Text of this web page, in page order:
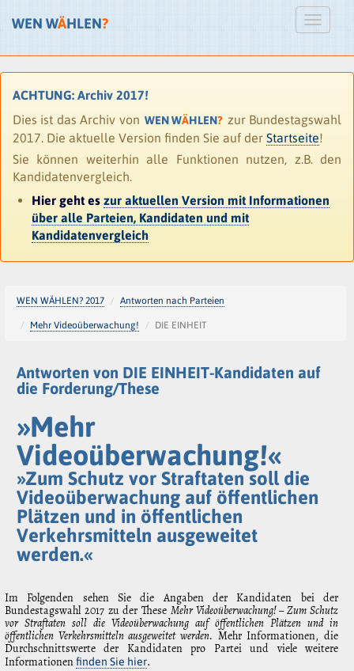
WEN WÄHLEN?
ACHTUNG: Archiv 2017!
Dies ist das Archiv von WEN WÄHLEN? zur Bundestagswahl
2017. Die aktuelle Version finden Sie auf der Startseite!
Sie können weiterhin alle Funktionen nutzen, z.B. den
Kandidatenvergleich.
Hier geht es zur aktuellen Version mit Informationen
über alle Parteien, Kandidaten und mit
Kandidatenvergleich
WEN WÄHLEN? 2017 Antworten nach Parteien
Mehr Videoüberwachung! DIE EINHEIT
Antworten von DIE EINHEIT-Kandidaten auf
die Forderung/These
»Mehr
Videoüberwachung!«
»Zum Schutz vor Straftaten soll die
Videoüberwachung auf öffentlichen
Plätzen und in öffentlichen
Verkehrsmitteln ausgeweitet
werden.«
Im Folgenden sehen Sie die Angaben der Kandidaten bei der
Bundestagswahl 2017 zu der These Mehr Videoüberwachung! – Zum Schutz
vor Straftaten soll die Videoüberwachung auf öffentlichen Plätzen und in
öffentlichen Verkehrsmitteln ausgeweitet werden. Mehr Informationen, die
Durchschnittswerte der Kandidaten pro Partei und viele weitere
Informationenfinden Sie hier.